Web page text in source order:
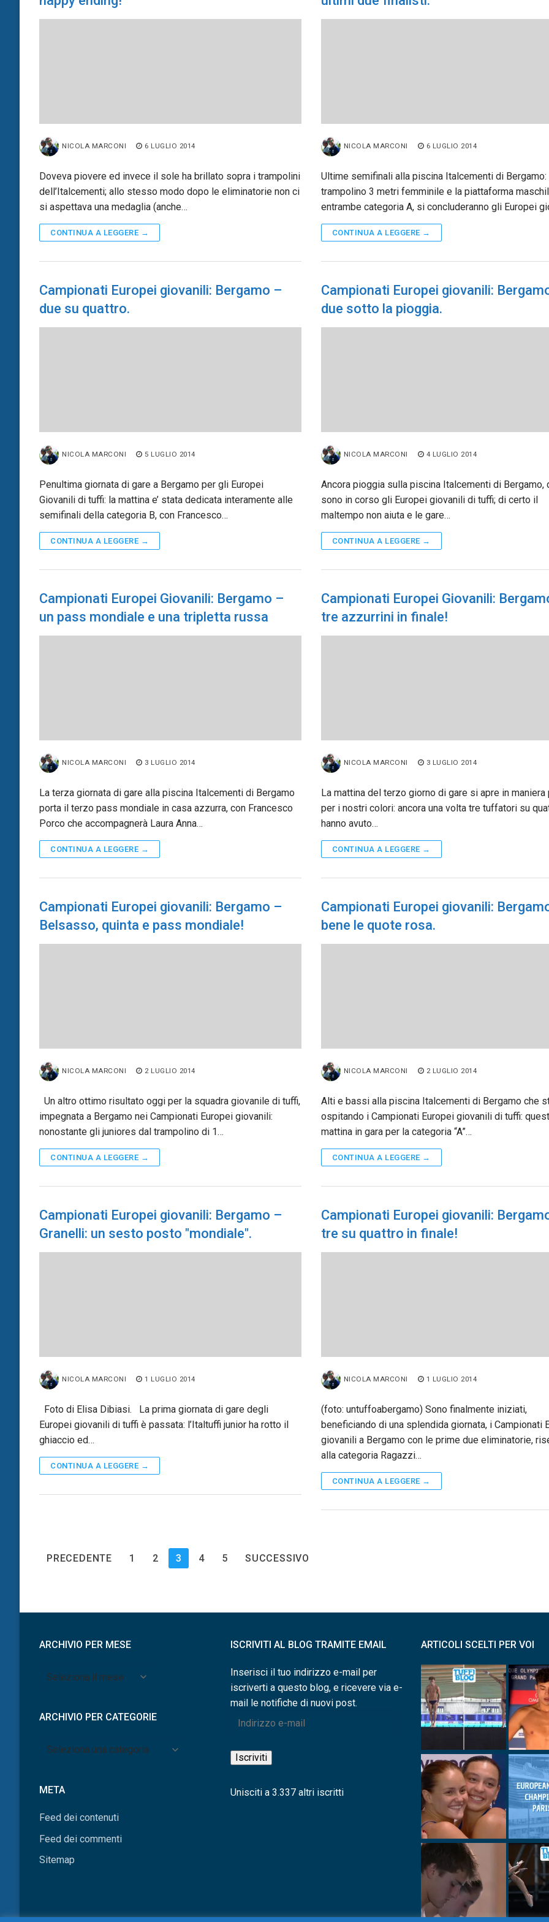
NICOLA MARCONI 6 LUGLIO 2014
Doveva piovere ed invece il sole ha brillato sopra i trampolini
dell’Italcementi; allo stesso modo dopo le eliminatorie non ci
si aspettava una medaglia (anche…
CONTINUA A LEGGERE →
NICOLA MARCONI 6 LUGLIO 2014
Ultime semifinali alla piscina Italcementi di Bergamo:
trampolino 3 metri femminile e la piattaforma
entrambe categoria A, si concluderanno gli Europei
CONTINUA A LEGGERE →
Campionati Europei giovanili: Bergamo –
due su quattro.
NICOLA MARCONI 5 LUGLIO 2014
Penultima giornata di gare a Bergamo per gli Europei
Giovanili di tuffi: la mattina e’ stata dedicata interamente alle
semifinali della categoria B, con Francesco…
CONTINUA A LEGGERE →
Campionati Europei giovanili:
due sotto la pioggia.
NICOLA MARCONI 4 LUGLIO 2014
Ancora pioggia sulla piscina Italcementi di Bergamo,
sono in corso gli Europei giovanili di tuffi; di certo il
maltempo non aiuta e le gare…
CONTINUA A LEGGERE →
Campionati Europei Giovanili: Bergamo –
un pass mondiale e una tripletta russa
NICOLA MARCONI 3 LUGLIO 2014
La terza giornata di gare alla piscina Italcementi di Bergamo
porta il terzo pass mondiale in casa azzurra, con Francesco
Porco che accompagnerà Laura Anna…
CONTINUA A LEGGERE →
Campionati Europei Giovanili:
tre azzurrini in finale!
NICOLA MARCONI 3 LUGLIO 2014
La mattina del terzo giorno di gare si apre in
per i nostri colori: ancora una volta tre tuffatori su
hanno avuto…
CONTINUA A LEGGERE →
Campionati Europei giovanili: Bergamo –
Belsasso, quinta e pass mondiale!
NICOLA MARCONI 2 LUGLIO 2014
Un altro ottimo risultato oggi per la squadra giovanile di tuffi,
impegnata a Bergamo nei Campionati Europei giovanili:
nonostante gli juniores dal trampolino di 1…
CONTINUA A LEGGERE →
Campionati Europei giovanili:
bene le quote rosa.
NICOLA MARCONI 2 LUGLIO 2014
Alti e bassi alla piscina Italcementi di Bergamo che
ospitando i Campionati Europei giovanili di tuffi:
mattina in gara per la categoria “A”…
CONTINUA A LEGGERE →
Campionati Europei giovanili: Bergamo –
Granelli: un sesto posto "mondiale".
NICOLA MARCONI 1 LUGLIO 2014
Foto di Elisa Dibiasi. La prima giornata di gare degli
Europei giovanili di tuffi è passata: l’Italtuffi junior ha rotto il
ghiaccio ed…
CONTINUA A LEGGERE →
Campionati Europei giovanili:
tre su quattro in finale!
NICOLA MARCONI 1 LUGLIO 2014
(foto: untuffoabergamo) Sono finalmente iniziati,
beneficiando di una splendida giornata, i Campionati
giovanili a Bergamo con le prime due eliminatorie,
alla categoria Ragazzi…
CONTINUA A LEGGERE →
Paginazione
PRECEDENTE 1 2 3 4 5 SUCCESSIVO
ARCHIVIO PER MESE
Archivio
ARCHIVIO PER CATEGORIE
Archivio
META
Feed dei contenuti
Feed dei commenti
Sitemap
ISCRIVITI AL BLOG TRAMITE EMAIL
Inserisci il tuo indirizzo e-mail per
iscriverti a questo blog, e ricevere via e-
mail le notifiche di nuovi post.
Indirizzo
mail
Iscriviti
Unisciti a 3.337 altri iscritti
ARTICOLI SCELTI PER VOI